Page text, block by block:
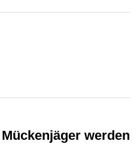
Mückenjäger werden